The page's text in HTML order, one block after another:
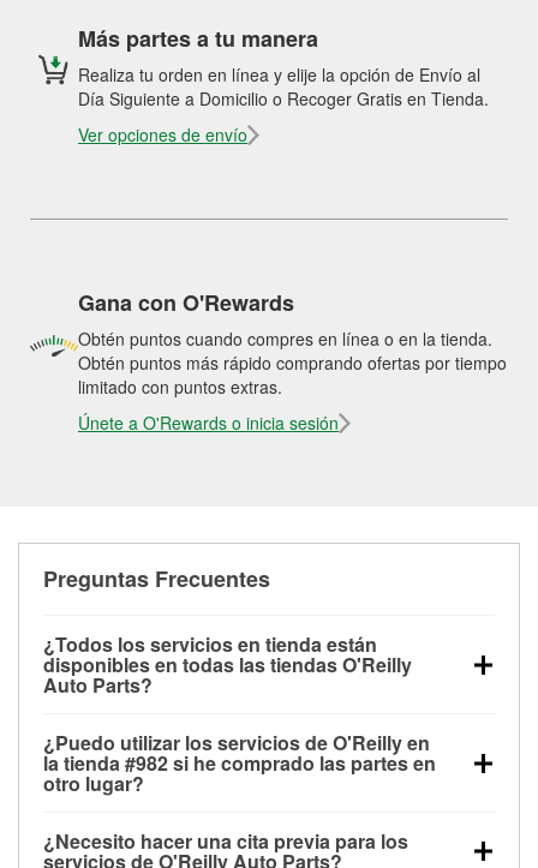
Más partes a tu manera
Realiza tu orden en línea y elije la opción de Envío al
Día Siguiente a Domicilio o Recoger Gratis en Tienda.
Ver opciones de envío
Gana con O'Rewards
Obtén puntos cuando compres en línea o en la tienda.
Obtén puntos más rápido comprando ofertas por tiempo
limitado con puntos extras.
Únete a O'Rewards o inicia sesión
Preguntas Frecuentes
¿Todos los servicios en tienda están
disponibles en todas las tiendas O'Reilly
Auto Parts?
las pruebas de batería, pruebas de alternador y
motor de arranque, revisión de la luz “Check Engine”
con O'Reilly VeriScan® e instalación de
limpiaparabrisas o bombillas, están disponibles en
todas las tiendas O'Reilly Auto Parts. La tienda
¿Puedo utilizar los servicios de O'Reilly en
la tienda #982 si he comprado las partes en
otro lugar?
de O'Reilly Auto Parts que estén disponibles en la
¿Necesito hacer una cita previa para los
servicios de O'Reilly Auto Parts?